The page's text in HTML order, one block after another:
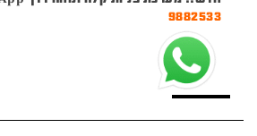
9882533